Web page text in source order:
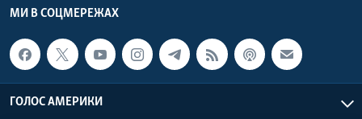
МИ В СОЦМЕРЕЖАХ
ГОЛОС АМЕРИКИ